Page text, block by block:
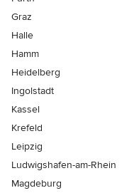
Graz
Halle
Hamm
Heidelberg
Ingolstadt
Kassel
Krefeld
Leipzig
Ludwigshafen-am-Rhein
Magdeburg